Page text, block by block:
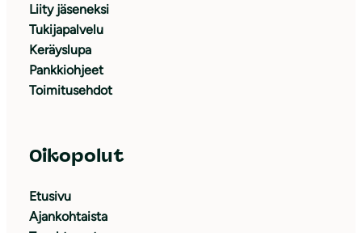
Liity jäseneksi
Tukijapalvelu
Keräyslupa
Pankkiohjeet
Toimitusehdot
Oikopolut
Etusivu
Ajankohtaista